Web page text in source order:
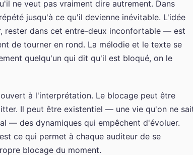
ne veut pas vraiment dire autrement. Dans
jusqu'à ce qu'il devienne inévitable. L'idée
rester dans cet entre-deux inconfortable — est
de tourner en rond. La mélodie et le texte se
quelqu'un qui dit qu'il est bloqué, on le
à l'interprétation. Le blocage peut être
Il peut être existentiel — une vie qu'on ne
— des dynamiques qui empêchent d'évoluer.
ce qui permet à chaque auditeur de se
blocage du moment.